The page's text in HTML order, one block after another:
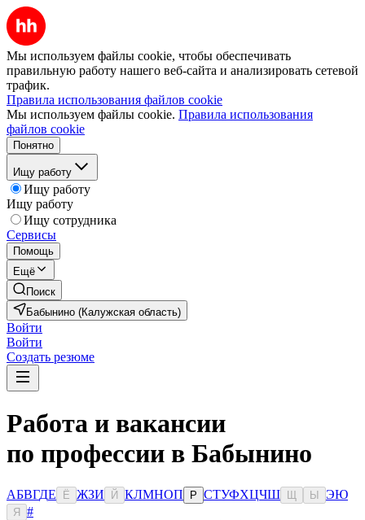
Мы используем файлы cookie, чтобы обеспечивать
правильную работу нашего веб-сайта и анализировать сетевой
трафик.
Правила использования файлов cookie
Мы используем файлы cookie. Правила использования
файлов cookie
Понятно
Ищу работу
Ищу работу
Ищу работу
Ищу сотрудника
Сервисы
Помощь
Ещё
Поиск
Бабынино (Калужская область)
Войти
Войти
Создать резюме
Работа и вакансии
по профессии в Бабынино
АБВГДЕ Ё ЖЗИ Й КЛМНОП Р СТУФХЦЧШ Ы ЭЮ
Я
#